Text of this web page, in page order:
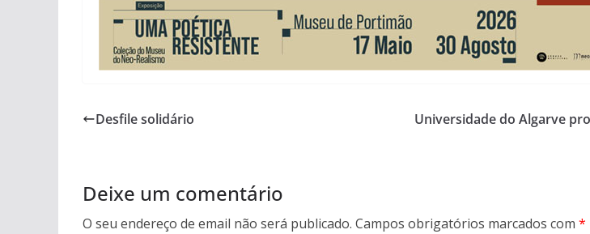
Desfile solidário Universidade do Algarve
Deixe um comentário
O seu endereço de email não será publicado. Campos obrigatórios marcados com *